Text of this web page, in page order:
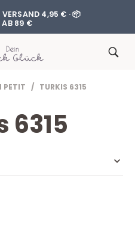
VERSAND 4,95 € · 📦
AB 89 €
PETIT / TURKIS 6315
6315